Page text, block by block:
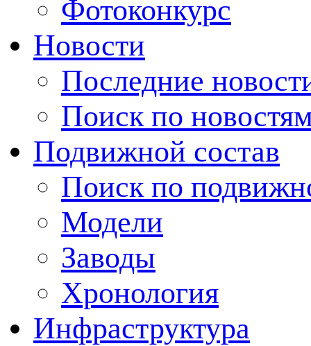
Фотоконкурс
Новости
Последние
Поиск по
Подвижной состав
Поиск по
Модели
Заводы
Хронология
Инфраструктура